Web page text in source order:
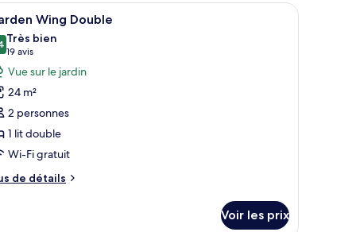
une table de chevet avec une lampe, une chaise et une fenêtre avec des
:
Une chambre d’hôtel avec un grand lit, une
8 Wing Double
sur 10
Très bien
19 avis
(19 avis)
Vue sur le jardin
24 m²
2 personnes
1 lit double
Wi-Fi gratuit
de détails
Voir les prix